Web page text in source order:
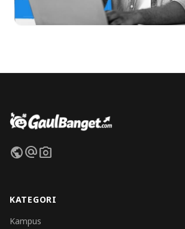
publicalternate_emailphoto_camera
KATEGORI
Kampus